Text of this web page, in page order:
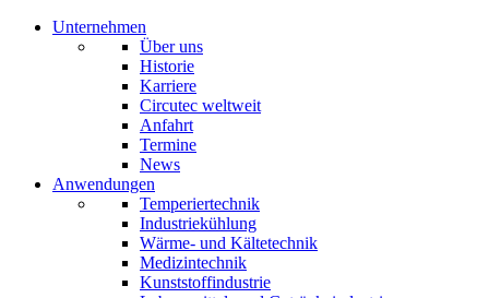
Unternehmen
Über uns
Historie
Karriere
Circutec weltweit
Anfahrt
Termine
News
Anwendungen
Temperiertechnik
Industriekühlung
Wärme- und Kältetechnik
Medizintechnik
Kunststoffindustrie